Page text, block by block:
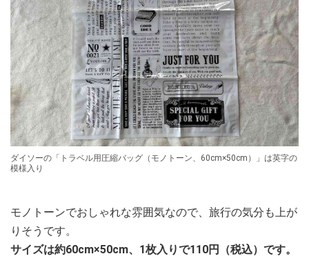
ダイソーの「トラベル用圧縮バッグ（モノトーン、60cm×50cm）」は英字の
模様入り
モノトーンでおしゃれな雰囲気なので、旅行の気分も上が
りそうです。
サイズは約60cm×50cm、1枚入りで110円（税込）です。